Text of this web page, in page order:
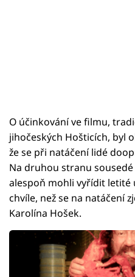
O účinkování ve filmu,
jihočeských Hošticích, byl
že se při natáčení lidé
Na druhou stranu
alespoň mohli vyřídit letité
chvíle, než se na natáčení
Karolína Hošek.